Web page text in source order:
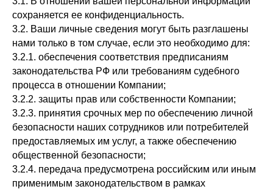
сохраняется ее конфиденциальность.
3.2. Ваши личные сведения могут быть разглашены
нами только в том случае, если это необходимо для:
3.2.1. обеспечения соответствия предписаниям
законодательства РФ или требованиям судебного
процесса в отношении Компании;
3.2.2. защиты прав или собственности Компании;
3.2.3. принятия срочных мер по обеспечению личной
безопасности наших сотрудников или потребителей
предоставляемых им услуг, а также обеспечению
общественной безопасности;
3.2.4. передача предусмотрена российским или иным
применимым законодательством в рамках